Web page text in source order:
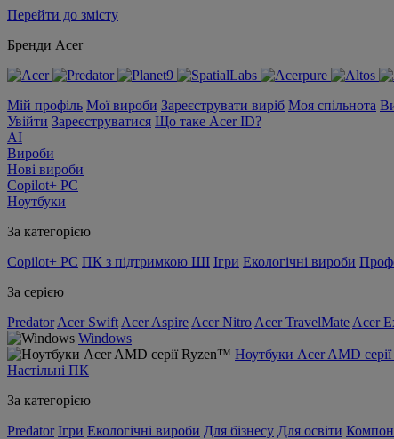
Перейти до змісту
Бренди Acer
Мій профіль Мої вироби Зареєструвати виріб Моя спільнота
Увійти Зареєструватися Що таке Acer ID?
AI
Вироби
Нові вироби
Copilot+ PC
Ноутбуки
За категорією
Copilot+ PC ПК з підтримкою ШІ Ігри Екологічні вироби
За серією
Predator Acer Swift Acer Aspire Acer Nitro Acer TravelMate Acer
Windows
Ноутбуки Acer AMD
Настільні ПК
За категорією
Predator Ігри Екологічні вироби Для бізнесу Для освіти